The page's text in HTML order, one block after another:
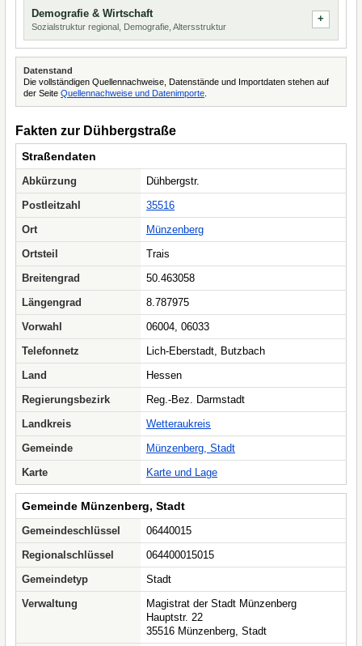
Demografie & Wirtschaft
Sozialstruktur regional, Demografie, Altersstruktur
Datenstand
Die vollständigen Quellennachweise, Datenstände und Importdaten stehen auf
der Seite Quellennachweise und Datenimporte
Fakten zur Dühbergstraße
Straßendaten
Abkürzung
Dühbergstr.
Postleitzahl
35516
Ort
Münzenberg
Ortsteil
Trais
Breitengrad
50.463058
Längengrad
8.787975
Vorwahl
06004, 06033
Telefonnetz
Lich-Eberstadt, Butzbach
Land
Hessen
Regierungsbezirk
Reg.-Bez. Darmstadt
Landkreis
Wetteraukreis
Gemeinde
Münzenberg, Stadt
Karte
Karte und Lage
Gemeinde Münzenberg, Stadt
Gemeindeschlüssel
06440015
Regionalschlüssel
064400015015
Gemeindetyp
Stadt
Verwaltung
Magistrat der Stadt Münzenberg
Hauptstr. 22
35516 Münzenberg, Stadt